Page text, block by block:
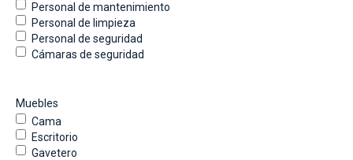
Personal de mantenimiento
Personal de limpieza
Personal de seguridad
Cámaras de seguridad
Muebles
Cama
Escritorio
Gavetero